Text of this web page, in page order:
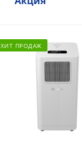
ХИТ ПРОДАЖ